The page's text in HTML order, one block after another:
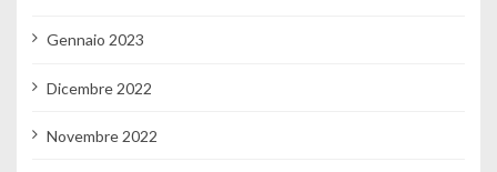
Gennaio 2023
Dicembre 2022
Novembre 2022